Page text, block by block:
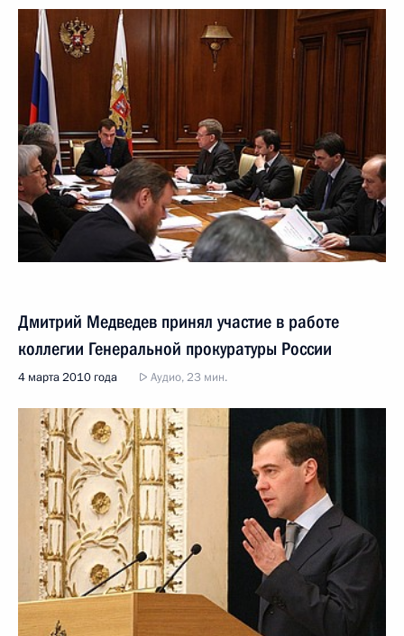
Дмитрий Медведев принял участие в работе
коллегии Генеральной прокуратуры России
4 марта 2010 года Аудио, 23 мин.